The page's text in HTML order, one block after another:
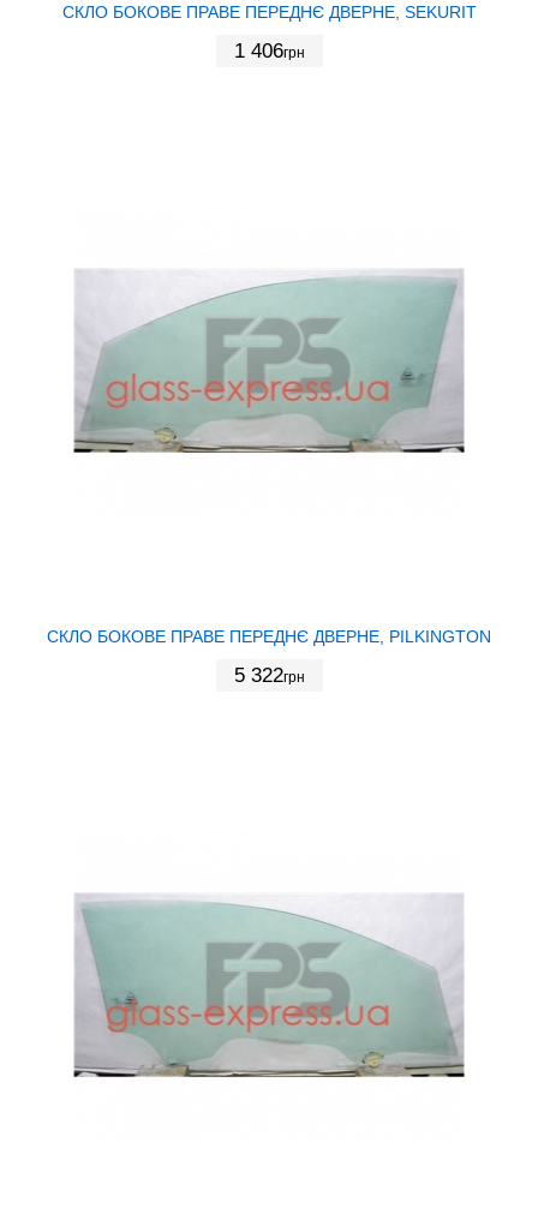
СКЛО БОКОВЕ ПРАВЕ ПЕРЕДНЄ ДВЕРНЕ, SEKURIT
1 406грн
СКЛО БОКОВЕ ПРАВЕ ПЕРЕДНЄ ДВЕРНЕ, PILKINGTON
5 322грн